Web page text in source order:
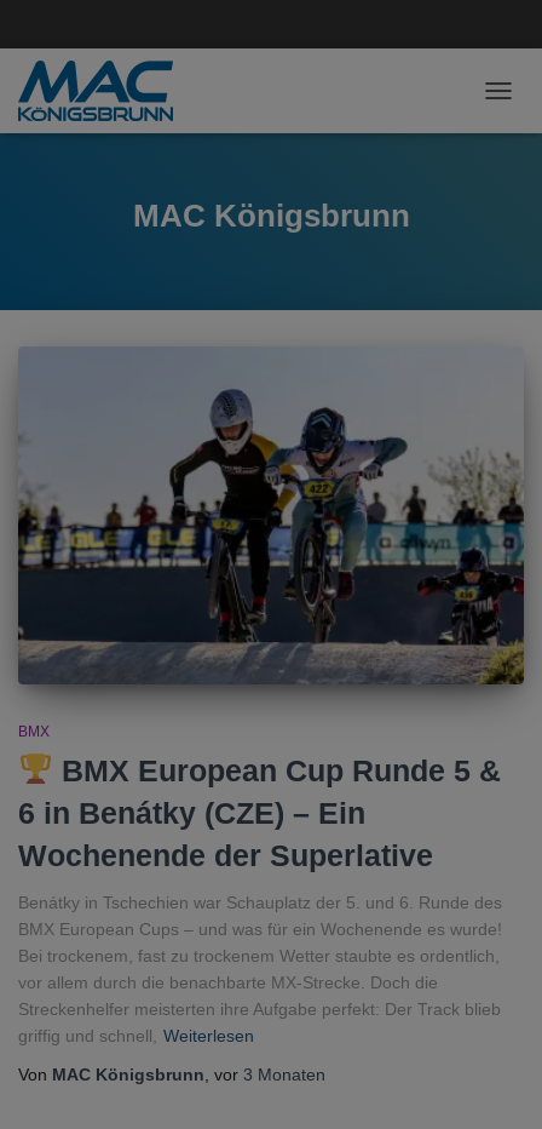
MAC Königsbrunn
BMX
BMX European Cup Runde 5 &
6 in Benátky (CZE) – Ein
Wochenende der Superlative
Benátky in Tschechien war Schauplatz der 5. und 6. Runde des
BMX European Cups – und was für ein Wochenende es wurde!
Bei trockenem, fast zu trockenem Wetter staubte es ordentlich,
vor allem durch die benachbarte MX-Strecke. Doch die
Streckenhelfer meisterten ihre Aufgabe perfekt: Der Track blieb
griffig und schnell,
Weiterlesen
Von MAC Königsbrunn , vor 3 Monaten